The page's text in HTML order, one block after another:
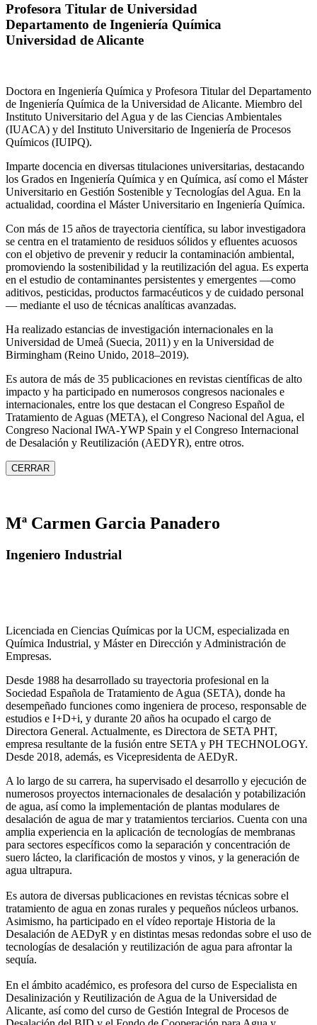
Profesora Titular de Universidad
Departamento de Ingeniería Química
Universidad de Alicante
Doctora en Ingeniería Química y Profesora Titular del Departamento
de Ingeniería Química de la Universidad de Alicante. Miembro del
Instituto Universitario del Agua y de las Ciencias Ambientales
(IUACA) y del Instituto Universitario de Ingeniería de Procesos
Químicos (IUIPQ).
Imparte docencia en diversas titulaciones universitarias, destacando
los Grados en Ingeniería Química y en Química, así como el Máster
Universitario en Gestión Sostenible y Tecnologías del Agua. En la
actualidad, coordina el Máster Universitario en Ingeniería Química.
Con más de 15 años de trayectoria científica, su labor investigadora
se centra en el tratamiento de residuos sólidos y efluentes acuosos
con el objetivo de prevenir y reducir la contaminación ambiental,
promoviendo la sostenibilidad y la reutilización del agua. Es experta
en el estudio de contaminantes persistentes y emergentes —como
aditivos, pesticidas, productos farmacéuticos y de cuidado personal
— mediante el uso de técnicas analíticas avanzadas.
Ha realizado estancias de investigación internacionales en la
Universidad de Umeå (Suecia, 2011) y en la Universidad de
Birmingham (Reino Unido, 2018–2019).
Es autora de más de 35 publicaciones en revistas científicas de alto
impacto y ha participado en numerosos congresos nacionales e
internacionales, entre los que destacan el Congreso Español de
Tratamiento de Aguas (META), el Congreso Nacional del Agua, el
Congreso Nacional IWA‑YWP Spain y el Congreso Internacional
de Desalación y Reutilización (AEDYR), entre otros.
CERRAR
Mª Carmen Garcia Panadero
Ingeniero Industrial
Licenciada en Ciencias Químicas por la UCM, especializada en
Química Industrial, y Máster en Dirección y Administración de
Empresas.
Desde 1988 ha desarrollado su trayectoria profesional en la
Sociedad Española de Tratamiento de Agua (SETA), donde ha
desempeñado funciones como ingeniera de proceso, responsable de
estudios e I+D+i, y durante 20 años ha ocupado el cargo de
Directora General. Actualmente, es Directora de SETA PHT,
empresa resultante de la fusión entre SETA y PH TECHNOLOGY.
Desde 2018, además, es Vicepresidenta de AEDyR.
A lo largo de su carrera, ha supervisado el desarrollo y ejecución de
numerosos proyectos internacionales de desalación y potabilización
de agua, así como la implementación de plantas modulares de
desalación de agua de mar y tratamientos terciarios. Cuenta con una
amplia experiencia en la aplicación de tecnologías de membranas
para sectores específicos como la separación y concentración de
suero lácteo, la clarificación de mostos y vinos, y la generación de
agua ultrapura.
Es autora de diversas publicaciones en revistas técnicas sobre el
tratamiento de agua en zonas rurales y pequeños núcleos urbanos.
Asimismo, ha participado en el vídeo reportaje Historia de la
Desalación de AEDyR y en distintas mesas redondas sobre el uso de
tecnologías de desalación y reutilización de agua para afrontar la
sequía.
En el ámbito académico, es profesora del curso de Especialista en
Desalinización y Reutilización de Agua de la Universidad de
Alicante, así como del curso de Gestión Integral de Procesos de